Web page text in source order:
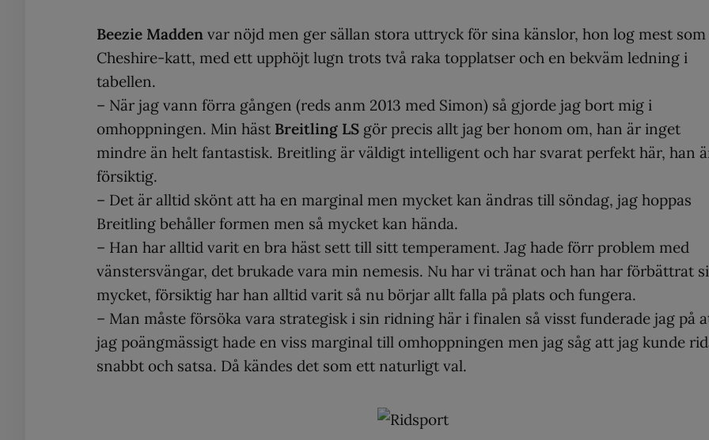
Beezie Madden var nöjd men ger sällan stora uttryck för sina känslor, hon log mest som
Cheshire-katt, med ett upphöjt lugn trots två raka topplatser och en bekväm ledning i
tabellen.
– När jag vann förra gången (reds anm 2013 med Simon) så gjorde jag bort mig i
omhoppningen. Min häst Breitling LS gör precis allt jag ber honom om, han är inget
mindre än helt fantastisk. Breitling är väldigt intelligent och har svarat perfekt här, han
försiktig.
– Det är alltid skönt att ha en marginal men mycket kan ändras till söndag, jag hoppas
Breitling behåller formen men så mycket kan hända.
– Han har alltid varit en bra häst sett till sitt temperament. Jag hade förr problem med
vänstersvängar, det brukade vara min nemesis. Nu har vi tränat och han har förbättrat
mycket, försiktig har han alltid varit så nu börjar allt falla på plats och fungera.
– Man måste försöka vara strategisk i sin ridning här i finalen så visst funderade jag på
jag poängmässigt hade en viss marginal till omhoppningen men jag såg att jag kunde
snabbt och satsa. Då kändes det som ett naturligt val.